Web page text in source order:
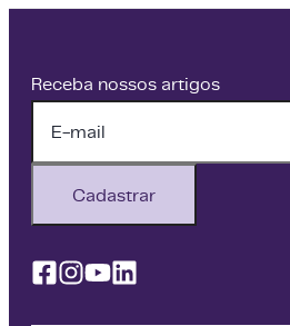
Receba nossos artigos
Cadastrar
Facebook
Instagram
YoutubeLinkedin